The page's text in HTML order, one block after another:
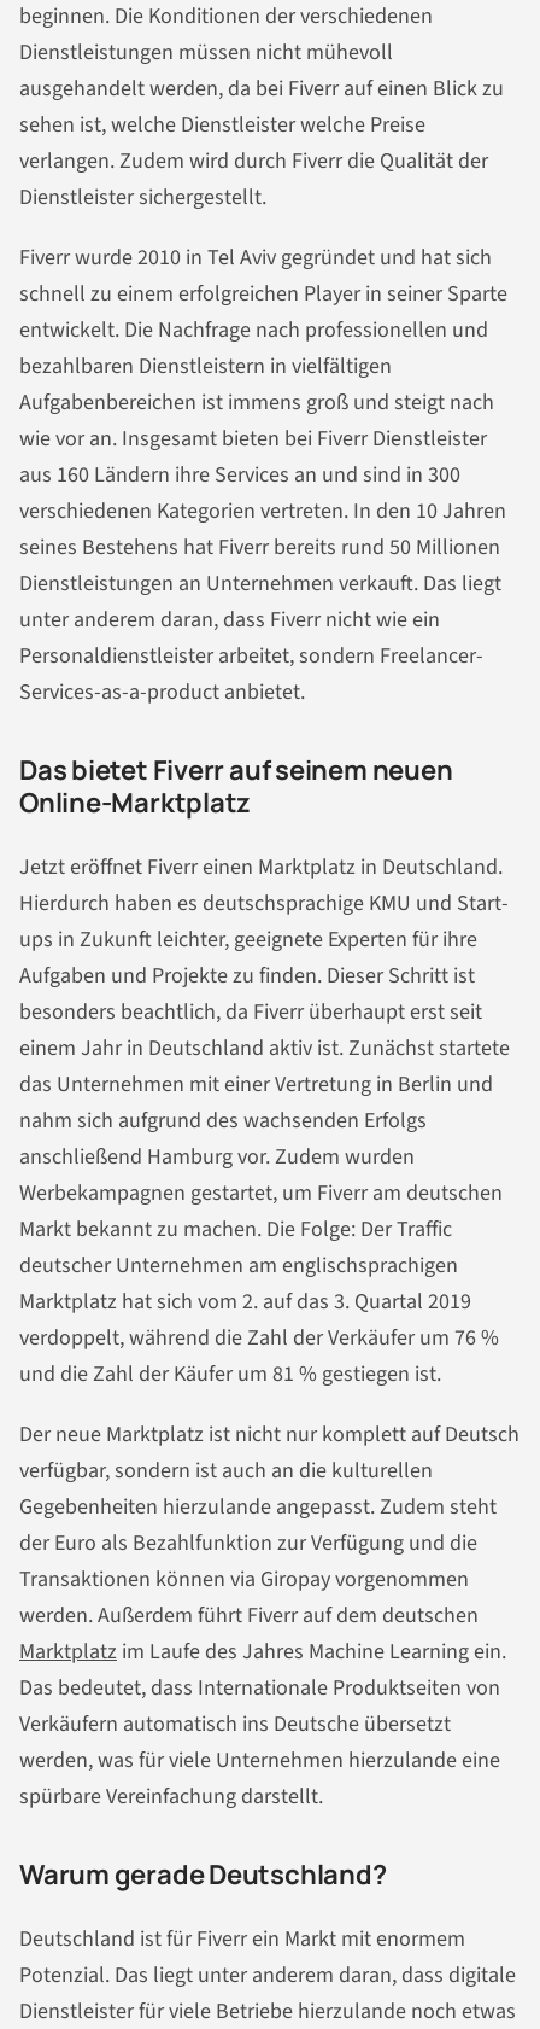
beginnen. Die Konditionen der verschiedenen
Dienstleistungen müssen nicht mühevoll
ausgehandelt werden, da bei Fiverr auf einen Blick zu
sehen ist, welche Dienstleister welche Preise
verlangen. Zudem wird durch Fiverr die Qualität der
Dienstleister sichergestellt.
Fiverr wurde 2010 in Tel Aviv gegründet und hat sich
schnell zu einem erfolgreichen Player in seiner Sparte
entwickelt. Die Nachfrage nach professionellen und
bezahlbaren Dienstleistern in vielfältigen
Aufgabenbereichen ist immens groß und steigt nach
wie vor an. Insgesamt bieten bei Fiverr Dienstleister
aus 160 Ländern ihre Services an und sind in 300
verschiedenen Kategorien vertreten. In den 10 Jahren
seines Bestehens hat Fiverr bereits rund 50 Millionen
Dienstleistungen an Unternehmen verkauft. Das liegt
unter anderem daran, dass Fiverr nicht wie ein
Personaldienstleister arbeitet, sondern Freelancer-
Services-as-a-product anbietet.
Das bietet Fiverr auf seinem neuen
Online-Marktplatz
Jetzt eröffnet Fiverr einen Marktplatz in Deutschland.
Hierdurch haben es deutschsprachige KMU und Start-
ups in Zukunft leichter, geeignete Experten für ihre
Aufgaben und Projekte zu finden. Dieser Schritt ist
besonders beachtlich, da Fiverr überhaupt erst seit
einem Jahr in Deutschland aktiv ist. Zunächst startete
das Unternehmen mit einer Vertretung in Berlin und
nahm sich aufgrund des wachsenden Erfolgs
anschließend Hamburg vor. Zudem wurden
Werbekampagnen gestartet, um Fiverr am deutschen
Markt bekannt zu machen. Die Folge: Der Traffic
deutscher Unternehmen am englischsprachigen
Marktplatz hat sich vom 2. auf das 3. Quartal 2019
verdoppelt, während die Zahl der Verkäufer um 76 %
und die Zahl der Käufer um 81 % gestiegen ist.
Der neue Marktplatz ist nicht nur komplett auf Deutsch
verfügbar, sondern ist auch an die kulturellen
Gegebenheiten hierzulande angepasst. Zudem steht
der Euro als Bezahlfunktion zur Verfügung und die
Transaktionen können via Giropay vorgenommen
werden. Außerdem führt Fiverr auf dem deutschen
Marktplatz im Laufe des Jahres Machine Learning ein.
Das bedeutet, dass Internationale Produktseiten von
Verkäufern automatisch ins Deutsche übersetzt
werden, was für viele Unternehmen hierzulande eine
spürbare Vereinfachung darstellt.
Warum gerade Deutschland?
Deutschland ist für Fiverr ein Markt mit enormem
Potenzial. Das liegt unter anderem daran, dass digitale
Dienstleister für viele Betriebe hierzulande noch etwas